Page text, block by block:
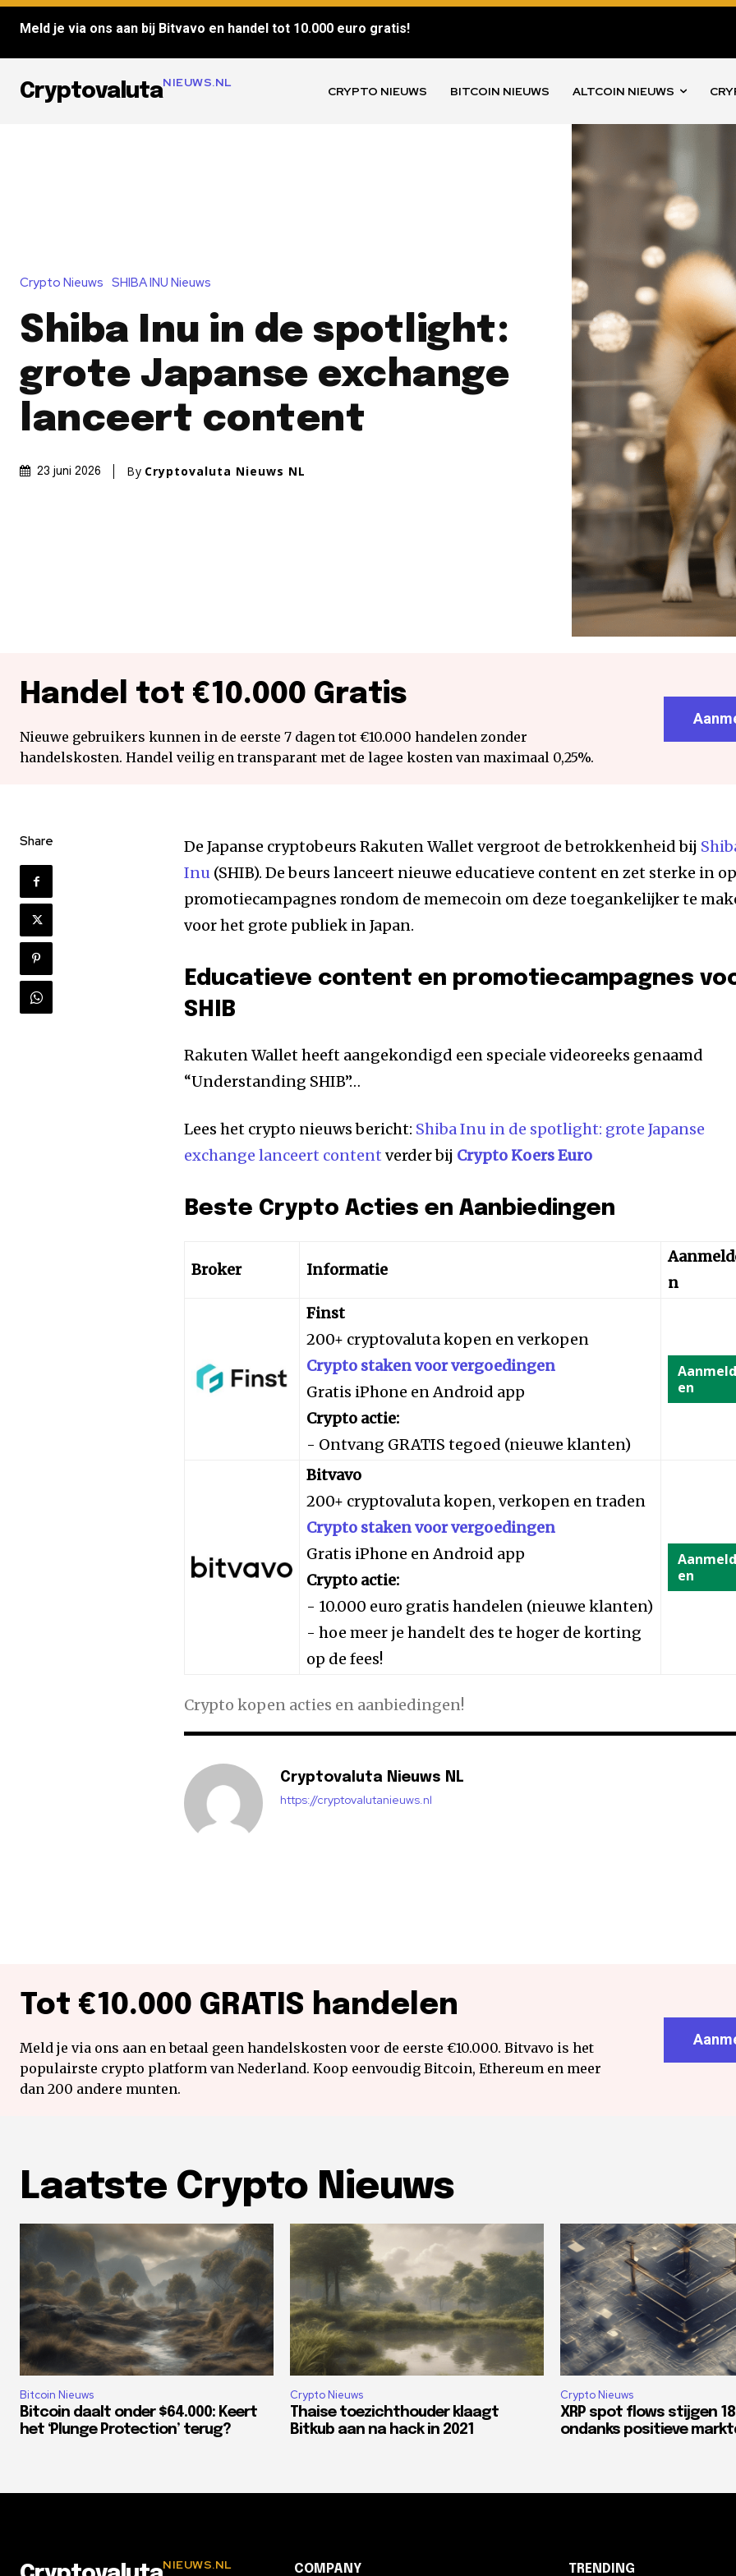
Meld je via ons aan bij Bitvavo en handel tot 10.000 euro gratis!
CryptovalutaNIEUWS.NL
CRYPTO NIEUWS BITCOIN NIEUWS ALTCOIN NIEUWS
Crypto Nieuws SHIBA INU Nieuws
Shiba Inu in de spotlight:
grote Japanse exchange
lanceert content
23 juni 2026 By Cryptovaluta Nieuws NL
Handel tot €10.000 Gratis
Nieuwe gebruikers kunnen in de eerste 7 dagen tot €10.000 handelen zonder
handelskosten. Handel veilig en transparant met de lagee kosten van maximaal 0,25%.
Share De Japanse cryptobeurs Rakuten Wallet vergroot de betrokkenheid bij
Inu (SHIB). De beurs lanceert nieuwe educatieve content en zet sterke in
promotiecampagnes rondom de memecoin om deze toegankelijker te
voor het grote publiek in Japan.
Educatieve content en promotiecampagnes
SHIB
Rakuten Wallet heeft aangekondigd een speciale videoreeks genaamd
“Understanding SHIB”…
Lees het crypto nieuws bericht: Shiba Inu in de spotlight: grote Japanse
exchange lanceert content verder bij Crypto Koers Euro
Beste Crypto Acties en Aanbiedingen
Broker Informatie
n
Finst
200+ cryptovaluta kopen en verkopen
Crypto staken voor vergoedingen
Gratis iPhone en Android app
Crypto actie:
- Ontvang GRATIS tegoed (nieuwe klanten)
en
Bitvavo
200+ cryptovaluta kopen, verkopen en traden
Crypto staken voor vergoedingen
Gratis iPhone en Android app
Crypto actie:
- 10.000 euro gratis handelen (nieuwe klanten)
- hoe meer je handelt des te hoger de korting
op de fees!
en
Crypto kopen acties en aanbiedingen!
Cryptovaluta Nieuws NL
https://cryptovalutanieuws.nl
Tot €10.000 GRATIS handelen
Meld je via ons aan en betaal geen handelskosten voor de eerste €10.000. Bitvavo is het
populairste crypto platform van Nederland. Koop eenvoudig Bitcoin, Ethereum en meer
dan 200 andere munten.
Laatste Crypto Nieuws
Bitcoin Nieuws
Bitcoin daalt onder $64.000: Keert
het ‘Plunge Protection’ terug?
Crypto Nieuws
Thaise toezichthouder klaagt
Bitkub aan na hack in 2021
Crypto Nieuws
XRP spot flows stijgen
ondanks positieve
NIEUWS.NL COMPANY TRENDING